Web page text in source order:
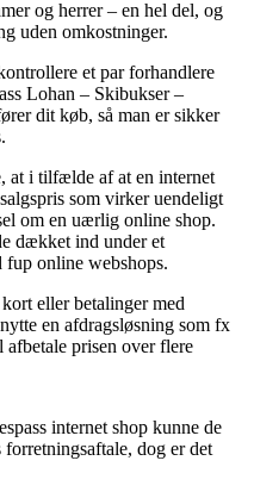
og herrer – en hel del, og
uden omkostninger.
et par forhandlere
Lohan – Skibukser –
dit køb, så man er sikker
at i tilfælde af at en internet
som virker uendeligt
om en uærlig online shop.
dækket ind under et
fup online webshops.
eller betalinger med
en afdragsløsning som fx
prisen over flere
internet shop kunne de
forretningsaftale, dog er det